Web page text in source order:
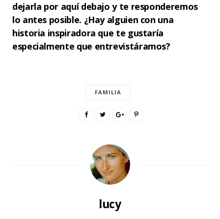
dejarla por aquí debajo y te responderemos
lo antes posible. ¿Hay alguien con una
historia inspiradora que te gustaría
especialmente que entrevistáramos?
FAMILIA
lucy